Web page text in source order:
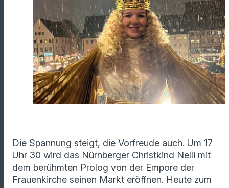
Die Spannung steigt, die Vorfreude auch. Um 17
Uhr 30 wird das Nürnberger Christkind Nelli mit
dem berühmten Prolog von der Empore der
Frauenkirche seinen Markt eröffnen. Heute zum